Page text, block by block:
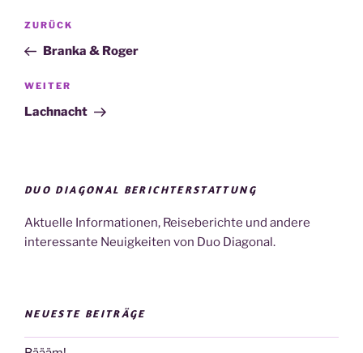
Beitragsnavigation
Vorheriger
Beitrag
ZURÜCK
Branka & Roger
Nächster
Beitrag
WEITER
Lachnacht
DUO DIAGONAL BERICHTERSTATTUNG
Aktuelle Informationen, Reiseberichte und andere
interessante Neuigkeiten von Duo Diagonal.
NEUESTE BEITRÄGE